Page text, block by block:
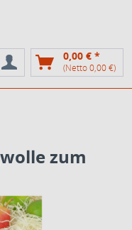
0,00 € *
(Netto 0,00 €)
zum